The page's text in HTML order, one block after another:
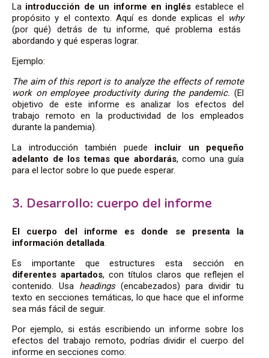
La introducción de un informe en inglés establece el
propósito y el contexto. Aquí es donde explicas el why
(por qué) detrás de tu informe, qué problema estás
abordando y qué esperas lograr.
Ejemplo:
The aim of this report is to analyze the effects of remote
work on employee productivity during the pandemic. (El
objetivo de este informe es analizar los efectos del
trabajo remoto en la productividad de los empleados
durante la pandemia).
La introducción también puede incluir un pequeño
adelanto de los temas que abordarás, como una guía
para el lector sobre lo que puede esperar.
3. Desarrollo: cuerpo del informe
El cuerpo del informe es donde se presenta la
información detallada
Es importante que estructures esta sección en
diferentes apartados, con títulos claros que reflejen el
contenido. Usa headings(encabezados) para dividir tu
texto en secciones temáticas, lo que hace que el informe
sea más fácil de seguir.
Por ejemplo, si estás escribiendo un informe sobre los
efectos del trabajo remoto, podrías dividir el cuerpo del
informe en secciones como: